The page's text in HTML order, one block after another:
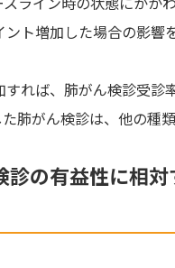
ト増加した場合の影響
れば、肺がん検診受
肺がん検診は、他の種
診の有益性に相